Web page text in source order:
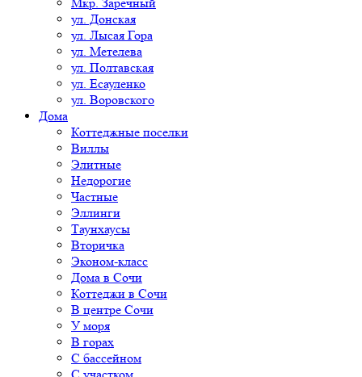
ул. Донская
ул. Лысая Гора
ул. Метелева
ул. Полтавская
ул. Есауленко
ул. Воровского
Дома
Коттеджные поселки
Виллы
Элитные
Недорогие
Частные
Эллинги
Таунхаусы
Вторичка
Эконом-класс
Дома в Сочи
Коттеджи в Сочи
В центре Сочи
У моря
В горах
С бассейном